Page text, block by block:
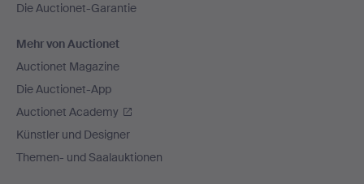
Die Auctionet-Garantie
Mehr von Auctionet
Auctionet Magazine
Die Auctionet-App
Auctionet Academy
Künstler und Designer
Themen- und Saalauktionen